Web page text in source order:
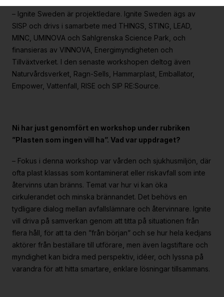
– Ignite Sweden är projektledare. Ignite Sweden ägs av
SISP och drivs i samarbete med THINGS, STING, LEAD,
MINC, UMINOVA och Sahlgrenska Science Park, och
finansieras av VINNOVA, Energimyndigheten och
Tillväxtverket. I den senaste workshopen deltog även
Naturvårdsverket, Ragn-Sells, Hammarplast, Emballator,
Empower, Vattenfall, RISE och SIP RE:Source.
Ni har just genomfört en workshop under rubriken
”Plasten som ingen vill ha”. Vad var uppdraget?
– Fokus i denna workshop var vården och sjukhusmiljön, där
ofta plast klassas som kontaminerat eller riskavfall som inte
återvinns utan bränns. Temat var hur vi kan öka
cirkulerandet och minska brännandet. Det behövs en
tydligare dialog mellan avfallslämnare och återvinnare. Ignite
vill driva på samverkan genom att titta på situationen från
flera håll, för att ta den ”från början” och se hur hela kedjans
aktörer från beställare till utförare, men även lagstiftare och
myndighet kan bidra med perspektiv, idéer, och lyssna på
varandra för att hitta smartare, enklare lösningar tillsammans.